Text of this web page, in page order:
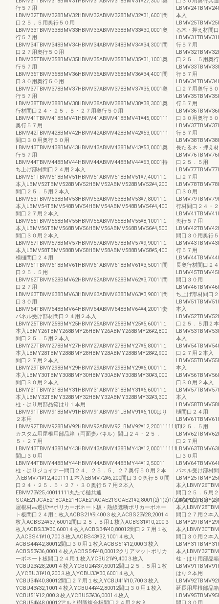
行５７用
LBMV32TBMV328BMV32HBMV32ABMV328BMV32¥31,6001間
口２５．５用奥行５０用
LBMV33TBMV338BMV33HBMV33ABMV338BMV33¥30,0001奥
行５７用
LBMV34TBMV348BMV34HBMV34ABMV348BMV34¥34,3001間
口２７用奥行５０用
LBMV35TBMV358BMV35HBMV35ABMV358BMV35¥31,1001奥
行５７用
LBMV36TBMV368BMV36HBMV36ABMV368BMV36¥34,4001間
口３０用奥行５０用
LBMV37TBMV378BMV37HBMV37ABMV378BMV37¥35,0001奥
行５７用
LBMV38TBMV388BMV38HBMV38ABMV388BMV38¥38,3001奥
行材間口２４・２５．５・２７用奥行５０用
LBMV41TBMV418BMV41HBMV41ABMV418BMV41¥45,000111
奥行５７用
LBMV42TBMV428BMV42HBMV42ABMV428BMV42¥53,000111
間口３０用奥行５０用
LBMV43TBMV438BMV43HBMV43ABMV438BMV43¥53,0001奥
行５７用
LBMV44TBMV448BMV44HBMV44ABMV448BMV44¥63,0001持
ち上げ部材間口２４用２本入
LBMV51TBMV518BMV51HBMV51ABMV518BMV51¥7,40011１
本入LBMV52TBMV528BMV52HBMV52ABMV528BMV52¥4,200
間口２５．５用２本入
LBMV53TBMV538BMV53HBMV53ABMV538BMV53¥7,80011１
本入LBMV54TBMV548BMV54HBMV54ABMV548BMV54¥4,400
間口２７用２本入
LBMV55TBMV558BMV55HBMV55ABMV558BMV55¥8,10011１
本入LBMV56TBMV568BMV56HBMV56ABMV568BMV56¥4,500
間口３０用２本入
LBMV57TBMV578BMV57HBMV57ABMV578BMV57¥9,90011１
本入LBMV58TBMV588BMV58HBMV58ABMV588BMV58¥5,400
横樋間口２４用
LBMV61TBMV618BMV61HBMV61ABMV618BMV61¥3,50011間
口２５．５用
LBMV62TBMV628BMV62HBMV62ABMV628BMV62¥3,70011間
口２７用
LBMV63TBMV638BMV63HBMV63ABMV638BMV63¥3,90011間
口３０用
LBMV64TBMV648BMV64HBMV64ABMV648BMV64¥4,20011妻
パネル受け部材間口２４用２本入
LBMY25TBMY258BMY25HBMY25ABMY258BMY25¥5,60011１
本入LBMY26TBMY268BMY26HBMY26ABMY268BMY26¥2,800
間口２５．５用２本入
LBMY27TBMY278BMY27HBMY27ABMY278BMY27¥5,80011１
本入LBMY28TBMY288BMY28HBMY28ABMY288BMY28¥2,900
間口２７用２本入
LBMY29TBMY298BMY29HBMY29ABMY298BMY29¥6,00011１
本入LBMY30TBMY308BMY30HBMY30ABMY308BMY30¥3,000
間口３０用２本入
LBMY31TBMY318BMY31HBMY31ABMY318BMY31¥6,60011１
本入LBMY32TBMY328BMY32HBMY32ABMY328BMY32¥3,300
柱・はり用部品箱はり１本用
LBMV91TBMV918BMV91HBMV91ABMV91LBMV91¥6,100はり
２本用
LBMV92TBMV928BMV92HBMV92ABMV92LBMV92¥12,20011111111
カスタム用屋根用部品箱（両面妻パネル）間口２４・２５．
５・２７用
LBMY43TBMY438BMY43HBMY43ABMY438BMY43¥12,000111111
間口３０用
LBMY44TBMY448BMY44HBMY44ABMY448BMY44¥12,50011
柱・はりジョイナー間口２４、２５．５、２７奥行５０用２本
入EBMV71¥12,400111１本入EBMV72¥6,200間口３０奥行５０間
口２４・２５．５・２７・３０奥行５７用２本入
EBMV73¥25,40011111丸たて樋共通
屋根材︻選択︼ポリカーボネート板・熱線遮断ポリカーボネー
ト板間口２４用１枚入ACBS21¥9,400３枚入ACBS23¥28,2001４
枚入ACBS24¥37,60012間口２５．５用１枚入ACBS31¥10,200３
枚入ACBS33¥30,6001４枚入ACBS34¥40,80012間口２７用１枚
入ACBS41¥10,700３枚入ACBS43¥32,1001４枚入
ACBS44¥42,80012間口３０用１枚入ACBS51¥12,000３枚入
ACBS53¥36,0001４枚入ACBS54¥48,00012クリアマットポリカ
ーボネート板間口２４用１枚入YCBU21¥9,400３枚入
YCBU23¥28,2001４枚入YCBU24¥37,60012間口２５．５用１枚
入YCBU31¥10,200３枚入YCBU33¥30,6001４枚入
YCBU34¥40,80012間口２７用１枚入YCBU41¥10,700３枚入
YCBU43¥32,1001４枚入YCBU44¥42,80012間口３０用１枚入
YCBU51¥12,000３枚入YCBU53¥36,0001４枚入
YCBU54¥48,00012アルミ樹脂複合板間口２４用２枚入
本入
る木・押え材間
行５７用
口２５．５用奥
行５７用
口２７用奥行５
行５７用
口３０用奥行５
行５７用
長たる木・押え
口２５．５用
口２７用
口３０用
行材間口２４・
奥行５７用
間口３０用奥行
行５７用
長奥行材間口２
間口３０用
ち上げ部材間口
本入
口２５．５用２
本入
口２７用２本入
本入
口３０用２本入
本入
樋間口２４用
口２５．５用
口２７用
口３０用
パネル受け部材
本入
間口２５．５用
本入
間口２７用２本入
本入
間口３０用２本入
本入
柱・はり用部品
はり２本用
延長用屋根部品
間口３０用